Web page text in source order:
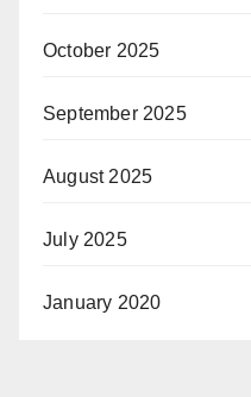
October 2025
September 2025
August 2025
July 2025
January 2020